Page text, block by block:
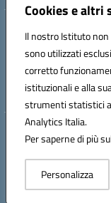
Cookies e altri
Il nostro Istituto
sono utilizzati
corretto
istituzionali e alla
strumenti statistici
Analytics Italia.
Per saperne di più
Personalizza
ISTITUTO ISTRUZIONE
Codice fiscale:
Telefono: 079951627
Mail: